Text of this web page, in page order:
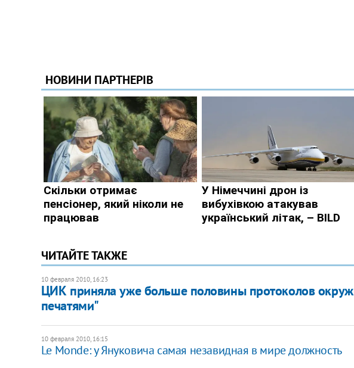
ЧИТАЙТЕ ТАКЖЕ
10 февраля 2010, 16:23
ЦИК приняла уже больше половины протоколов
печатями"
10 февраля 2010, 16:15
Le Monde: у Януковича самая незавидная в мире должность